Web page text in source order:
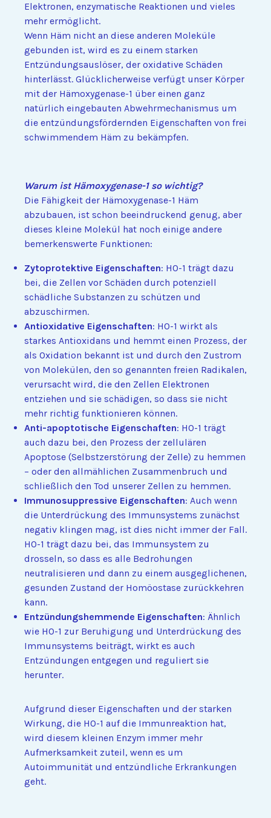
Elektronen, enzymatische Reaktionen und vieles
mehr ermöglicht.
Wenn Häm nicht an diese anderen Moleküle
gebunden ist, wird es zu einem starken
Entzündungsauslöser, der oxidative Schäden
hinterlässt. Glücklicherweise verfügt unser Körper
mit der Hämoxygenase-1 über einen ganz
natürlich eingebauten Abwehrmechanismus um
die entzündungsfördernden Eigenschaften von frei
schwimmendem Häm zu bekämpfen.
Warum ist Hämoxygenase-1 so wichtig?
Die Fähigkeit der Hämoxygenase-1 Häm
abzubauen, ist schon beeindruckend genug, aber
dieses kleine Molekül hat noch einige andere
bemerkenswerte Funktionen:
Zytoprotektive Eigenschaften: HO-1 trägt dazu
bei, die Zellen vor Schäden durch potenziell
schädliche Substanzen zu schützen und
abzuschirmen.
Antioxidative Eigenschaften: HO-1 wirkt als
starkes Antioxidans und hemmt einen Prozess, der
als Oxidation bekannt ist und durch den Zustrom
von Molekülen, den so genannten freien Radikalen,
verursacht wird, die den Zellen Elektronen
entziehen und sie schädigen, so dass sie nicht
mehr richtig funktionieren können.
Anti-apoptotische Eigenschaften: HO-1 trägt
auch dazu bei, den Prozess der zellulären
Apoptose (Selbstzerstörung der Zelle) zu hemmen
– oder den allmählichen Zusammenbruch und
schließlich den Tod unserer Zellen zu hemmen.
Immunosuppressive Eigenschaften: Auch wenn
die Unterdrückung des Immunsystems zunächst
negativ klingen mag, ist dies nicht immer der Fall.
HO-1 trägt dazu bei, das Immunsystem zu
drosseln, so dass es alle Bedrohungen
neutralisieren und dann zu einem ausgeglichenen,
gesunden Zustand der Homöostase zurückkehren
kann.
Entzündungshemmende Eigenschaften: Ähnlich
wie HO-1 zur Beruhigung und Unterdrückung des
Immunsystems beiträgt, wirkt es auch
Entzündungen entgegen und reguliert sie
herunter.
Aufgrund dieser Eigenschaften und der starken
Wirkung, die HO-1 auf die Immunreaktion hat,
wird diesem kleinen Enzym immer mehr
Aufmerksamkeit zuteil, wenn es um
Autoimmunität und entzündliche Erkrankungen
geht.